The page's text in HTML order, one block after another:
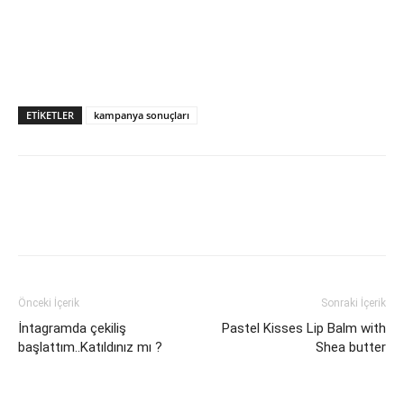
ETIKETLER kampanya sonuçları
Önceki İçerik
İntagramda çekiliş
başlattım..Katıldınız mı ?
Sonraki İçerik
Pastel Kisses Lip Balm with
Shea butter